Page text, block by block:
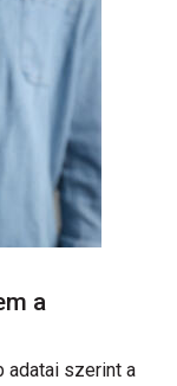
a
adatai szerint a